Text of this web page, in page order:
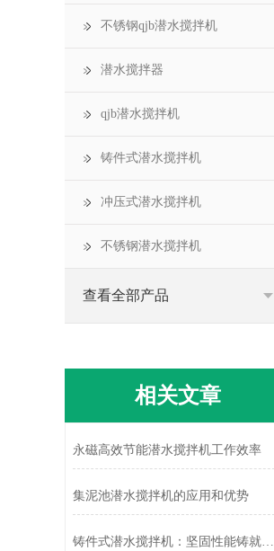
不锈钢qjb潜水搅拌机
潜水搅拌器
qjb潜水搅拌机
铸件式潜水搅拌机
冲压式潜水搅拌机
不锈钢潜水搅拌机
查看全部产品
相关文章
永磁高效节能潜水搅拌机工作效率
集泥池潜水搅拌机的应用和优势
铸件式潜水搅拌机：坚固性能铸就水下“搅拌先锋”